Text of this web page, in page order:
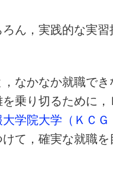
ん，実践的な実
なかなか就職で
乗り切るために
学院大学（ＫＣ
て，確実な就職